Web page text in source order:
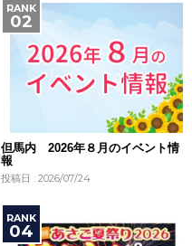
但馬内 2026年８月のイベント情
報
投稿日 : 2026/07/24